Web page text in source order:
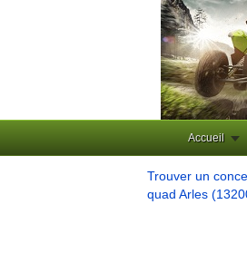
Accueil
Trouver un
quad Arles